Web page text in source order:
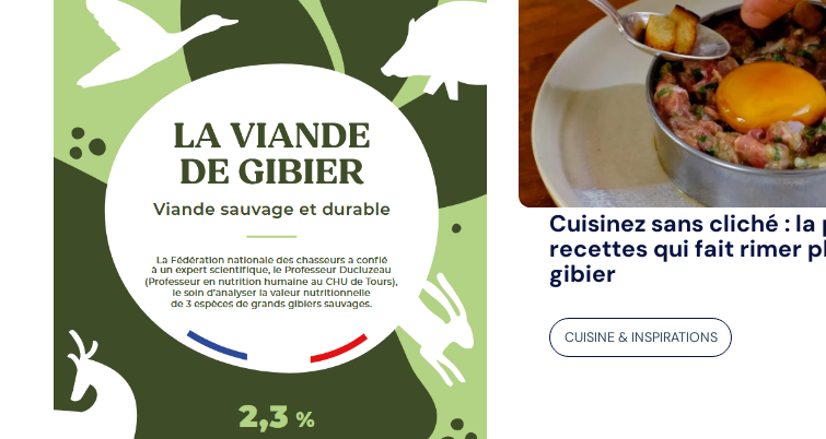
Cuisinez sans cliché : la
recettes qui fait rimer
gibier
CUISINE & INSPIRATIONS